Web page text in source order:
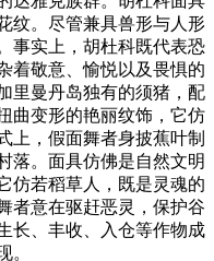
纹。尽管兼具兽形与人形
事实上，胡杜科既代表恐
着敬意、愉悦以及畏惧的
里曼丹岛独有的须猪，配
曲变形的艳丽纹饰，它仿
上，假面舞者身披蕉叶制
落。面具仿佛是自然文明
仿若稻草人，既是灵魂的
者意在驱赶恶灵，保护谷
长、丰收、入仓等作物成
。